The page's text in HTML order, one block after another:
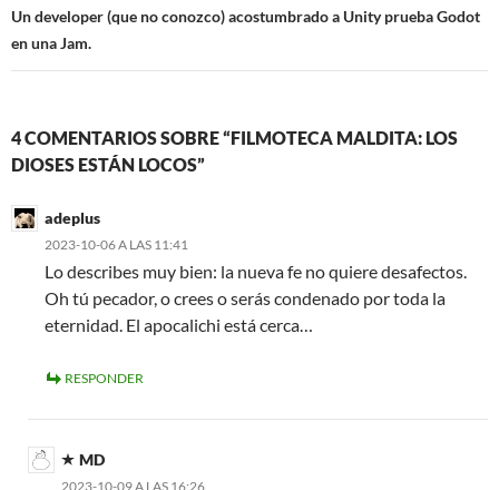
Un developer (que no conozco) acostumbrado a Unity prueba Godot
en una Jam.
4 COMENTARIOS SOBRE “FILMOTECA MALDITA: LOS
DIOSES ESTÁN LOCOS”
adeplus
2023-10-06 A LAS 11:41
Lo describes muy bien: la nueva fe no quiere desafectos.
Oh tú pecador, o crees o serás condenado por toda la
eternidad. El apocalichi está cerca…
RESPONDER
MD
2023-10-09 A LAS 16:26